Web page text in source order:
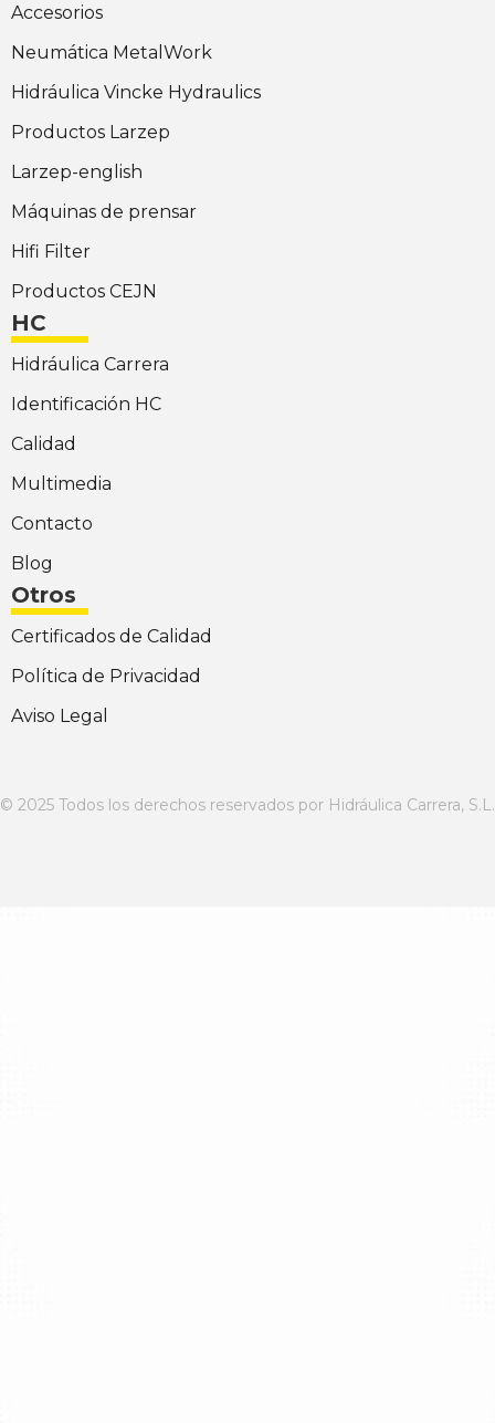
Accesorios
Neumática MetalWork
Hidráulica Vincke Hydraulics
Productos Larzep
Larzep-english
Máquinas de prensar
Hifi Filter
Productos CEJN
HC
Hidráulica Carrera
Identificación HC
Calidad
Multimedia
Contacto
Blog
Otros
Certificados de Calidad
Política de Privacidad
Aviso Legal
© 2025 Todos los derechos reservados por Hidráulica Carrera, S.L.